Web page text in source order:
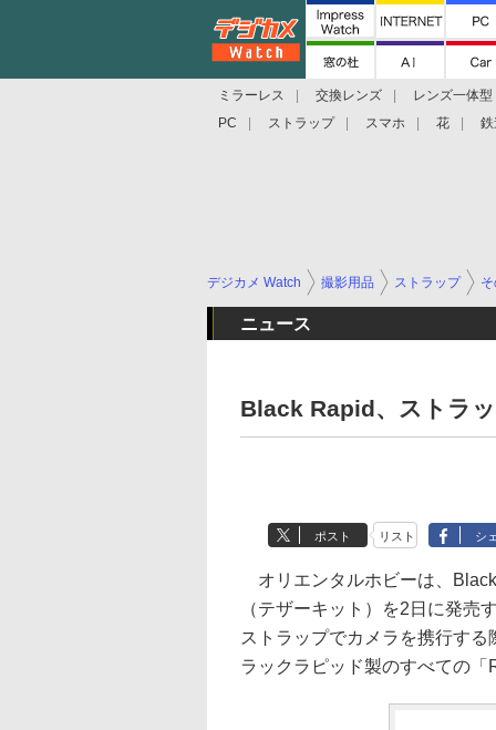
ミラーレス 交換レンズ
レンズ一体
PC
ストラップ スマホ 花
デジカメ Watch 撮影用品 ストラップ
ニュース
Black Rapid、ストラ
ポスト リスト シ
オリエンタルホビーは、
（テザーキット）を2日に発売
ストラップでカメラを携行す
ラックラピッド製のすべての